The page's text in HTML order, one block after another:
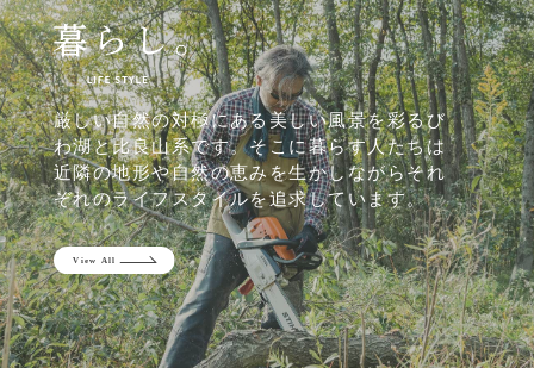
厳しい自然の対極にある美しい風景を彩るび
わ湖と比良山系です。そこに暮らす人たちは
近隣の地形や自然の恵みを生かしながらそれ
ぞれのライフスタイルを追求しています。